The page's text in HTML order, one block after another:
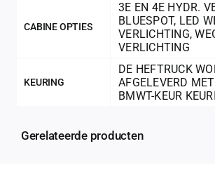
CABINE OPTIES
3E EN 4E HYDR.
BLUESPOT, LED
VERLICHTING,
VERLICHTING
KEURING
DE HEFTRUCK
AFGELEVERD
BMWT-KEUR
Gerelateerde producten